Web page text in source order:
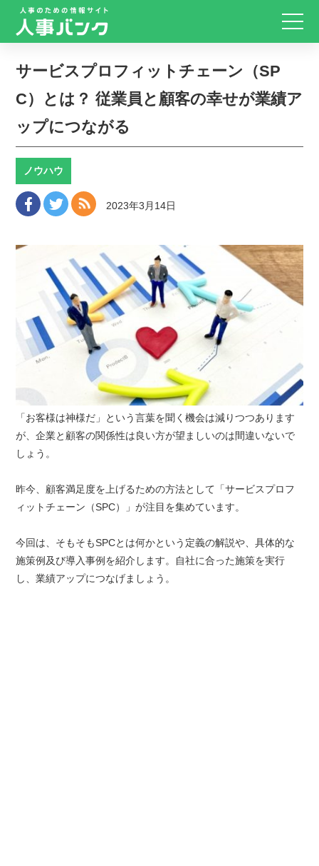
サービスプロフィットチェーン（SP
C）とは？ 従業員と顧客の幸せが業績ア
ップにつながる
ノウハウ
2023年3月14日
「お客様は神様だ」という言葉を聞く機会は減りつつあります
が、企業と顧客の関係性は良い方が望ましいのは間違いないで
しょう。
昨今、顧客満足度を上げるための方法として「サービスプロフ
ィットチェーン（SPC）」が注目を集めています。
今回は、そもそもSPCとは何かという定義の解説や、具体的な
施策例及び導入事例を紹介します。自社に合った施策を実行
し、業績アップにつなげましょう。